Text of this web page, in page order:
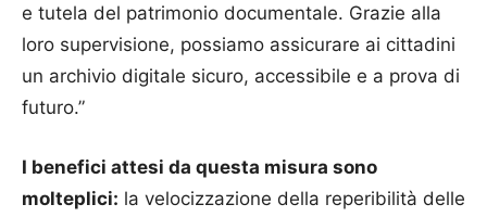
e tutela del patrimonio documentale. Grazie alla
loro supervisione, possiamo assicurare ai cittadini
un archivio digitale sicuro, accessibile e a prova di
futuro.”
I benefici attesi da questa misura sono
molteplici: la velocizzazione della reperibilità delle